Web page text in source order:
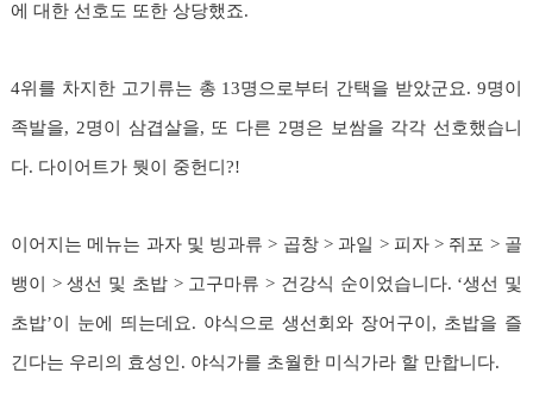
에 대한 선호도 또한 상당했죠.
4위를 차지한 고기류는 총 13명으로부터 간택을 받았군요. 9명이
족발을, 2명이 삼겹살을, 또 다른 2명은 보쌈을 각각 선호했습니
다. 다이어트가 뭣이 중헌디?!
이어지는 메뉴는 과자 및 빙과류 > 곱창 > 과일 > 피자 > 쥐포 > 골
뱅이 > 생선 및 초밥 > 고구마류 > 건강식 순이었습니다. ‘생선 및
초밥’이 눈에 띄는데요. 야식으로 생선회와 장어구이, 초밥을 즐
긴다는 우리의 효성인. 야식가를 초월한 미식가라 할 만합니다.